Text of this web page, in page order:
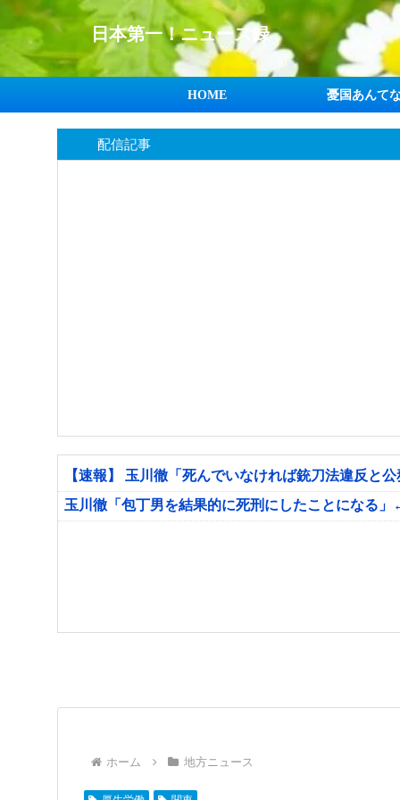
日本第一！ニュース録
HOME 憂国あんて
配信記事
【速報】 玉川徹「死んでいなければ銃刀法違反と
玉川徹「包丁男を結果的に死刑にしたことになる
ホーム 地方ニュース